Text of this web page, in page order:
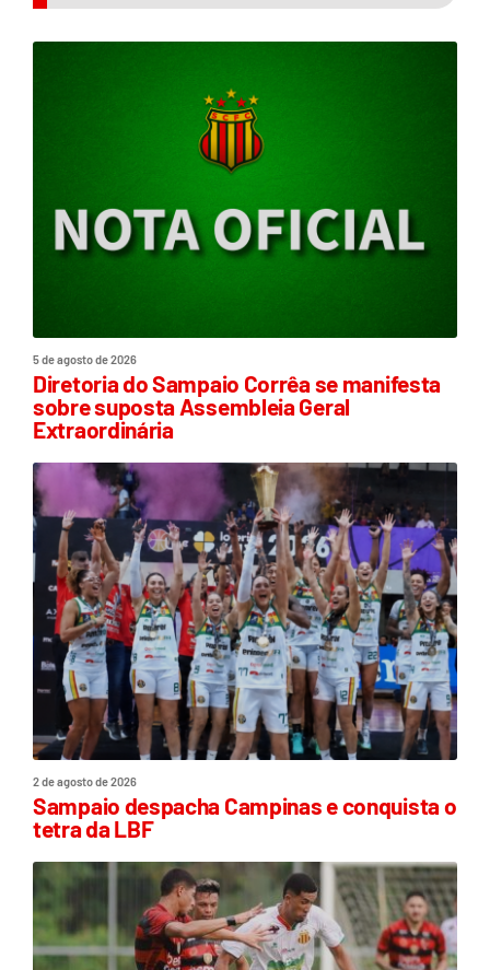
5 de agosto de 2026
Diretoria do Sampaio Corrêa se manifesta
sobre suposta Assembleia Geral
Extraordinária
2 de agosto de 2026
Sampaio despacha Campinas e conquista o
tetra da LBF